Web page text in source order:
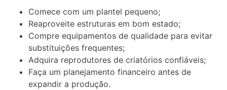
Comece com um plantel pequeno;
Reaproveite estruturas em bom estado;
Compre equipamentos de qualidade para evitar
substituições frequentes;
Adquira reprodutores de criatórios confiáveis;
Faça um planejamento financeiro antes de
expandir a produção.